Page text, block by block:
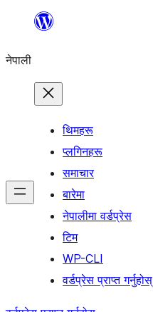
सामग्रीमा
नेपाली
थिमहरू
प्लगिनहरू
समाचार
बारेमा
नेपालीमा वर्डप्रेस
टिम
WP-CLI
वर्डप्रेस प्राप्त गर्नुहोस्